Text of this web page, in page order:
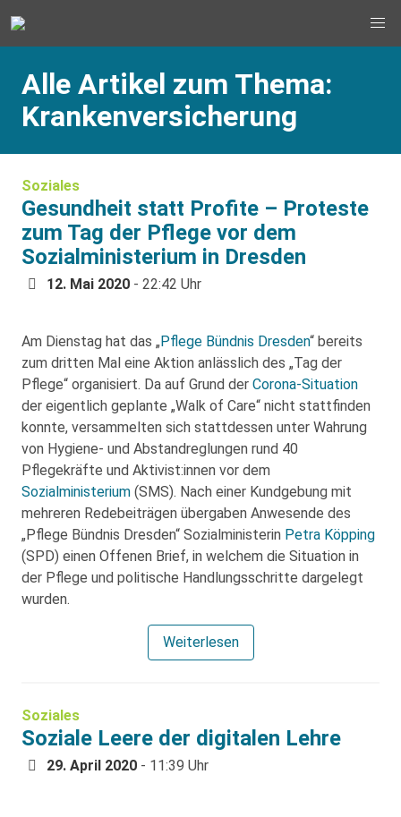
Alle Artikel zum Thema:
Krankenversicherung
Soziales
Gesundheit statt Profite – Proteste
zum Tag der Pflege vor dem
Sozialministerium in Dresden
12. Mai 2020 - 22:42 Uhr
Am Dienstag hat das „Pflege Bündnis Dresden“ bereits
zum dritten Mal eine Aktion anlässlich des „Tag der
Pflege“ organisiert. Da auf Grund der Corona-Situation
der eigentlich geplante „Walk of Care“ nicht stattfinden
konnte, versammelten sich stattdessen unter Wahrung
von Hygiene- und Abstandreglungen rund 40
Pflegekräfte und Aktivist:innen vor dem
Sozialministerium (SMS). Nach einer Kundgebung mit
mehreren Redebeiträgen übergaben Anwesende des
„Pflege Bündnis Dresden“ Sozialministerin Petra Köpping
(SPD) einen Offenen Brief, in welchem die Situation in
der Pflege und politische Handlungsschritte dargelegt
wurden.
Weiterlesen
Soziales
Soziale Leere der digitalen Lehre
29. April 2020 - 11:39 Uhr